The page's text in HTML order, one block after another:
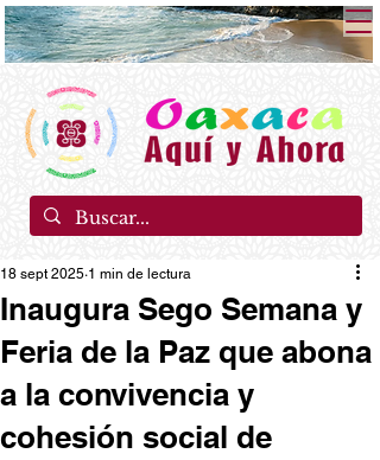
Inaugura Sego Semana y
Feria de la Paz que abona
a la convivencia y
cohesión social de
18 sept 2025 1 min de lectura